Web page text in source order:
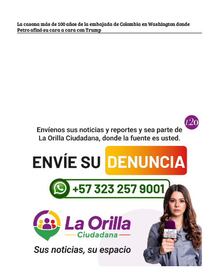
La casona más de 100 años de la embajada de Colombia en Washington donde
Petro afinó su cara a cara con Trump